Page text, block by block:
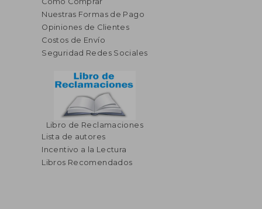
Nuestras Formas de Pago
Opiniones de Clientes
Costos de Envío
Seguridad Redes Sociales
Libro de Reclamaciones
Lista de autores
Incentivo a la Lectura
Libros Recomendados